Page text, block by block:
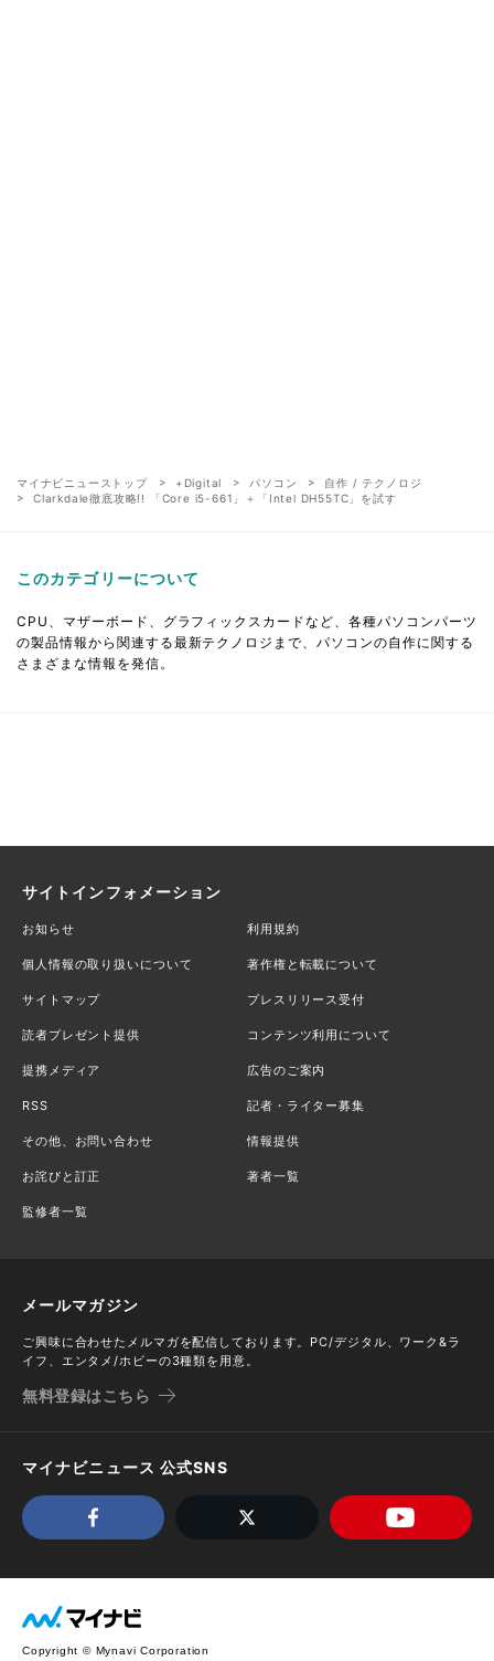
マイナビニューストップ +Digital パソコン
自作 / テクノロジ
Clarkdale徹底攻略!! 「Core i5-661」＋「Intel DH55TC」を試す
このカテゴリーについて
CPU、マザーボード、グラフィックスカードなど、各種パソコンパーツ
の製品情報から関連する最新テクノロジまで、パソコンの自作に関する
さまざまな情報を発信。
サイトインフォメーション
お知らせ 利用規約
個人情報の取り扱いについて 著作権と転載について
サイトマップ プレスリリース受付
読者プレゼント提供 コンテンツ利用について
提携メディア 広告のご案内
RSS 記者・ライター募集
その他、お問い合わせ 情報提供
お詫びと訂正 著者一覧
監修者一覧
メールマガジン
ご興味に合わせたメルマガを配信しております。PC/デジタル、ワーク&ラ
イフ、エンタメ/ホビーの3種類を用意。
無料登録はこちら
マイナビニュース 公式SNS
Copyright © Mynavi Corporation